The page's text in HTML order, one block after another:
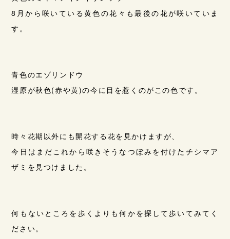
8月から咲いている黄色の花々も最後の花が咲いていま
す。
青色のエゾリンドウ
湿原が秋色(赤や黄)の今に目を惹くのがこの色です。
時々花期以外にも開花する花を見かけますが、
今日はまだこれから咲きそうなつぼみを付けたチシマア
ザミを見つけました。
何もないところを歩くよりも何かを探して歩いてみてく
ださい。